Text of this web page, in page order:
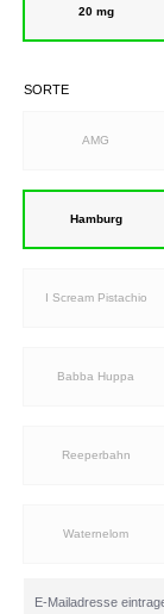
20 mg
SORTE
AMG
Hamburg
I Scream Pistachio
Babba Huppa
Reeperbahn
Waternelom